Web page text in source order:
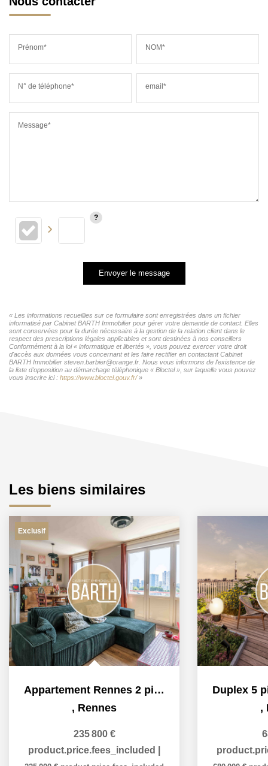
Prénom* NOM*
N° de téléphone* email*
Message*
Envoyer le message
« Les informations recueillies sur ce formulaire sont enregistrées dans un fichier
informatisé par Cabinet BARTH Immobilier pour gérer votre demande de contact. Elles
sont conservées pour la durée nécessaire à la gestion de la relation client dans le
respect des prescriptions légales applicables et sont destinées à nos conseillers
Conformément à la loi « informatique et libertés », vous pouvez exercer votre droit
d'accès aux données vous concernant et les faire rectifier en contactant Cabinet
BARTH Immobilier steven.barbier@orange.fr. Nous vous informons de l'existence de
la liste d'opposition au démarchage téléphonique « Bloctel », sur laquelle vous pouvez
vous inscrire ici : https://www.bloctel.gouv.fr/»
Les biens similaires
Exclusif
Appartement Rennes 2 pièce(s) 50.02 m2
, Rennes
235 800 €
product.price.fees_included
,